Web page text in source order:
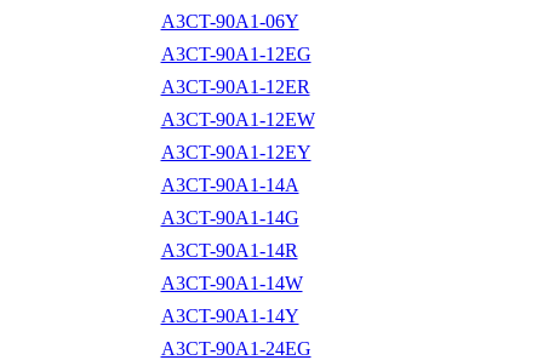
A3CT-90A1-06Y
A3CT-90A1-12EG
A3CT-90A1-12ER
A3CT-90A1-12EW
A3CT-90A1-12EY
A3CT-90A1-14A
A3CT-90A1-14G
A3CT-90A1-14R
A3CT-90A1-14W
A3CT-90A1-14Y
A3CT-90A1-24EG